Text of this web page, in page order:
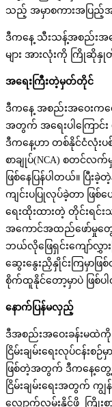
သည့် အမှာစကားအပြည့်အ
ဒီကနေ့ သီးသန့်အစည်း
များ အားလုံးကို ကြိုဆို
အရေးကြီးတဲ့မှတ်တိုင်
ဒီကနေ့ အစည်းအဝေးကတေ
အတွက် အရေးပါကြောင်
ဒီကနေ့ဟာ တစ်နိုင်ငံလုံး
စာချုပ်(NCA) စတင်လ
ဖြစ်နေပြန်ပါတယ်။ ပ
ကျင်းပပြုလုပ်ခဲ့တာ ဖြစ်
ရေးထိုးထားတဲ့ တိုင်းရင်
အကောင်အထည်ဖော်မှုတွ
ဘယ်လိုဖြေရှင်းကျော်လွှ
ဆွေးနွေးညှိနှိုင်းကြမှာ
စိုက်ထူနိုင်တော့မှာပဲ ဖြစ်ပ
နောက်ပြန်မလှည့်
ဒီအစည်းအဝေးခန်းမထဲ
ငြိမ်းချမ်းရေးလုပ်ငန်းစ
ဖြစ်တဲ့အတွက် ဒီကနေ့တွေ့
ငြိမ်းချမ်းရေးအတွက်
လျှောက်လှမ်းနိုင်ဖို့ ကြို